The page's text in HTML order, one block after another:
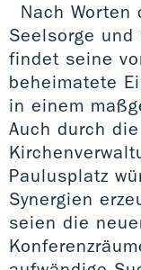
Nach Worten
Seelsorge und
findet seine
beheimatete
in einem
Auch durch
Paulusplatz
Synergien
seien die